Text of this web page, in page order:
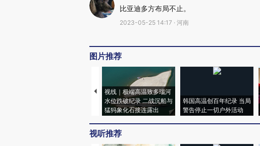
比亚迪多方布局不止。
2023-05-25 14:17 · 河南
图片推荐
视线｜极端高温致多瑙河
水位跌破纪录 二战沉船与
猛犸象化石接连露出
韩国高温创百年纪录 当局
警告停止一切户外活动
视听推荐